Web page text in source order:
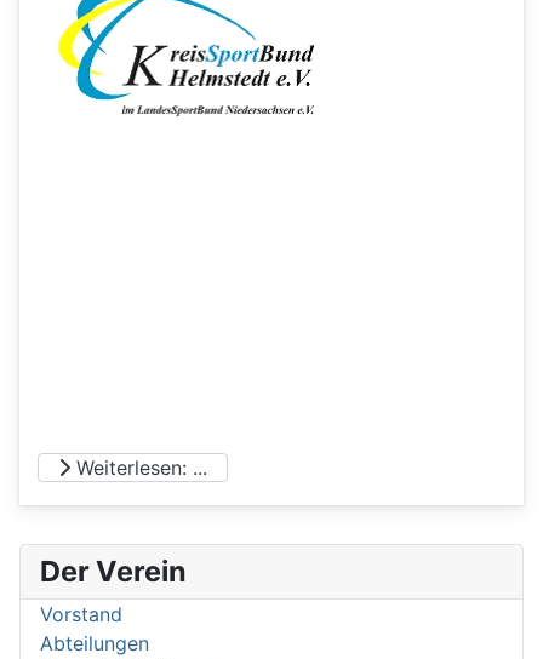
Der Verein
Vorstand
Abteilungen
Weiterlesen: ...